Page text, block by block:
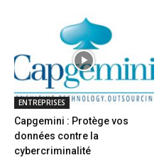
ENTREPRISES
Capgemini : Protège vos
données contre la
cybercriminalité